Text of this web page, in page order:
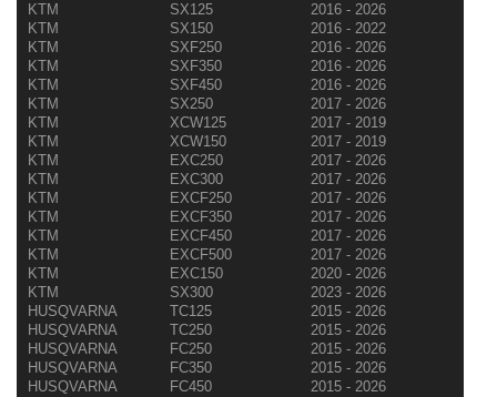
KTM
SX125
2016 - 2026
KTM
SX150
2016 - 2022
KTM
SXF250
2016 - 2026
KTM
SXF350
2016 - 2026
KTM
SXF450
2016 - 2026
KTM
SX250
2017 - 2026
KTM
XCW125
2017 - 2019
KTM
XCW150
2017 - 2019
KTM
EXC250
2017 - 2026
KTM
EXC300
2017 - 2026
KTM
EXCF250
2017 - 2026
KTM
EXCF350
2017 - 2026
KTM
EXCF450
2017 - 2026
KTM
EXCF500
2017 - 2026
KTM
EXC150
2020 - 2026
KTM
SX300
2023 - 2026
HUSQVARNA
TC125
2015 - 2026
HUSQVARNA
TC250
2015 - 2026
HUSQVARNA
FC250
2015 - 2026
HUSQVARNA
FC350
2015 - 2026
HUSQVARNA
FC450
2015 - 2026